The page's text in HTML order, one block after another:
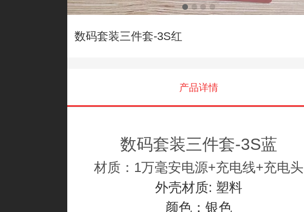
数码套装三件套-3S红
产品详情
数码套装三件套-3S蓝
材质：1万毫安电源+充电线+充电头
外壳材质: 塑料
颜色：银色